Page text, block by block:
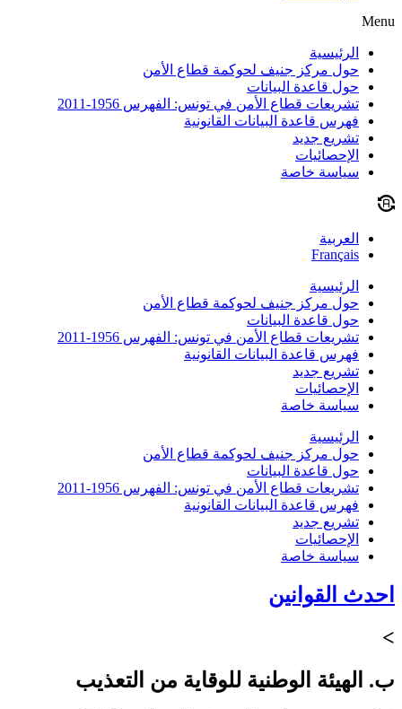
Menu
الرئيسية
حول مركز جنيف لحوكمة قطاع الأمن
حول قاعدة البيانات
تشريعات قطاع الأمن في تونس: الفهرس 1956-2011
فهرس قاعدة البيانات القانونية
تشريع جديد
الإحصائيات
سياسة خاصة
العربية
Français
الرئيسية
حول مركز جنيف لحوكمة قطاع الأمن
حول قاعدة البيانات
تشريعات قطاع الأمن في تونس: الفهرس 1956-2011
فهرس قاعدة البيانات القانونية
تشريع جديد
الإحصائيات
سياسة خاصة
الرئيسية
حول مركز جنيف لحوكمة قطاع الأمن
حول قاعدة البيانات
تشريعات قطاع الأمن في تونس: الفهرس 1956-2011
فهرس قاعدة البيانات القانونية
تشريع جديد
الإحصائيات
سياسة خاصة
احدث القوانين
>
ب. الهيئة الوطنية للوقاية من التعذيب